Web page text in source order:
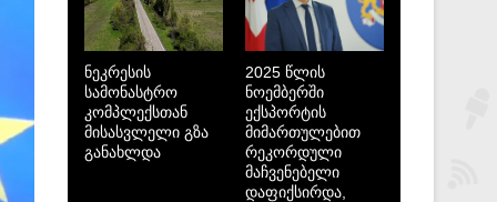
ნეკრესის
სამონასტრო
კომპლექსთან
მისასვლელი გზა
განახლდა
2025 წლის
ნოემბერში
ექსპორტის
მიმართულებით
რეკორდული
მაჩვენებელი
დაფიქსირდა,